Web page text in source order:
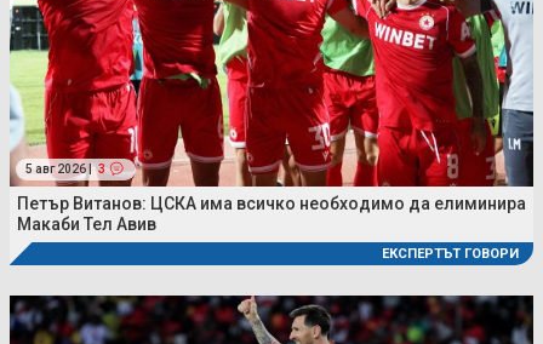
5 авг 2026 | 3
Петър Витанов: ЦСКА има всичко необходимо да елиминира
Макаби Тел Авив
ЕКСПЕРТЪТ ГОВОРИ